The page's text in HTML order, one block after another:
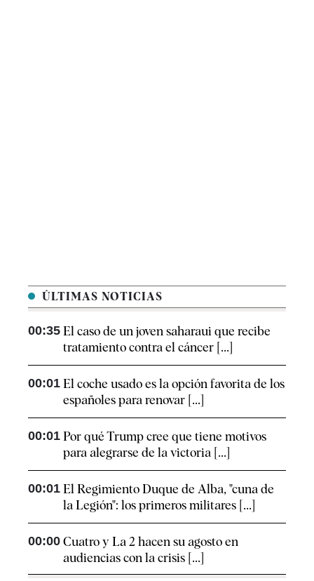
ÚLTIMAS NOTICIAS
00:35 El caso de un joven saharaui que recibe
tratamiento contra el cáncer [...]
00:01 El coche usado es la opción favorita de los
españoles para renovar [...]
00:01 Por qué Trump cree que tiene motivos
para alegrarse de la victoria [...]
00:01 El Regimiento Duque de Alba, "cuna de
la Legión": los primeros militares [...]
00:00 Cuatro y La 2 hacen su agosto en
audiencias con la crisis [...]